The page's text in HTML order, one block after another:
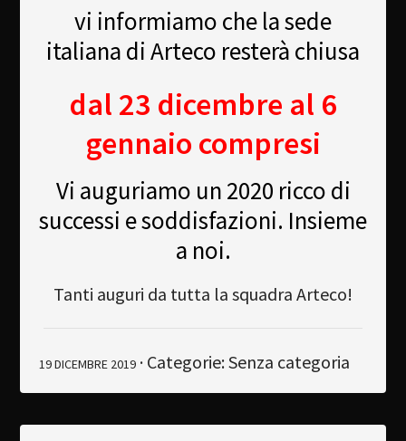
Newsletter
Download
Lingua
vi informiamo che la sede
italiana di Arteco resterà chiusa
dal 23 dicembre al 6
gennaio compresi
Vi auguriamo un 2020 ricco di
successi e soddisfazioni. Insieme
a noi.
Tanti auguri da tutta la squadra Arteco!
19 DICEMBRE 2019· Categorie: Senza categoria